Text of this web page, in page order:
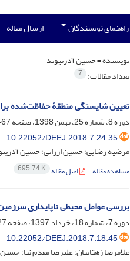
راهنمای نویسندگان ارسال مقاله
نویسنده =حسین آذرنیوند
تعداد مقالات: 7
تعیین شایستگی منطقۀ حفاظت‌شده
دوره 8، شماره 25، بهمن 1398، صفحه
67-82
10.22052/DEEJ.2018.7.24.35
مرضیه رضایی؛ حسین ارزانی؛ حسین
مشاهده مقاله اصل مقاله 695.74 K
بررسی عوامل محیطی ناپایداری
دوره 7، شماره 18، خرداد 1397، صفحه
10.22052/DEEJ.2018.7.18.45
غلامرضا زهتابیان؛ علیرضا مقدم نیا؛